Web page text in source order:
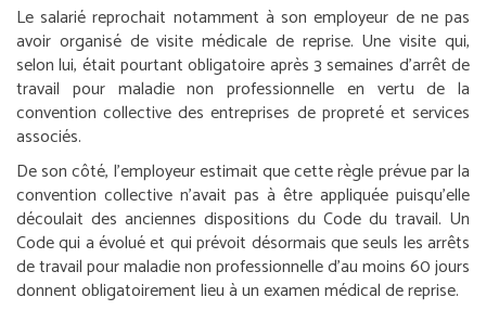
Le salarié reprochait notamment à son employeur de ne pas
avoir organisé de visite médicale de reprise. Une visite qui,
selon lui, était pourtant obligatoire après 3 semaines d’arrêt de
travail pour maladie non professionnelle en vertu de la
convention collective des entreprises de propreté et services
associés.
De son côté, l’employeur estimait que cette règle prévue par la
convention collective n’avait pas à être appliquée puisqu’elle
découlait des anciennes dispositions du Code du travail. Un
Code qui a évolué et qui prévoit désormais que seuls les arrêts
de travail pour maladie non professionnelle d’au moins 60 jours
donnent obligatoirement lieu à un examen médical de reprise.